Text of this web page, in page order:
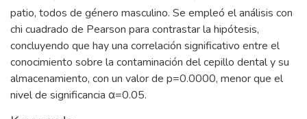
patio, todos de género masculino. Se empleó el análisis con
chi cuadrado de Pearson para contrastar la hipótesis,
concluyendo que hay una correlación significativo entre el
conocimiento sobre la contaminación del cepillo dental y su
almacenamiento, con un valor de p=0.0000, menor que el
nivel de significancia α=0.05.